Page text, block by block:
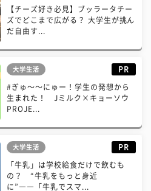
【チーズ好き必見】ブッラータチー
ズでどこまで広がる？ 大学生が挑ん
だ自由す...
大学生活 PR
#ぎゅ〜〜にゅー！学生の発想から
生まれた！ Jミルク×キョーソウ
PROJE...
大学生活 PR
「牛乳」は学校給食だけで飲むも
の？ “牛乳をもっと身近
に”――「牛乳でスマ...